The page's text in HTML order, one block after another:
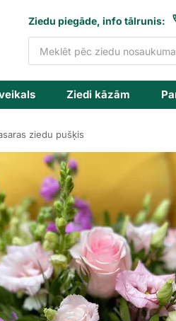
Ziedu piegāde, info tālrunis:
Ziedi kāzām
ziedu pušķis